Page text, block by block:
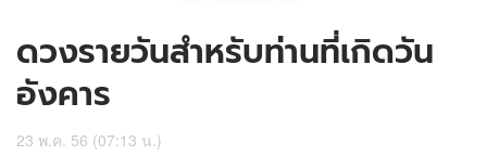
ดวงรายวันสำหรับท่านที่เกิดวัน
อังคาร
23 พ.ค. 56 (07:13 น.)